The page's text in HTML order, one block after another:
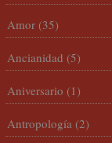
Amor (35)
Ancianidad (5)
Aniversario (1)
Antropología (2)